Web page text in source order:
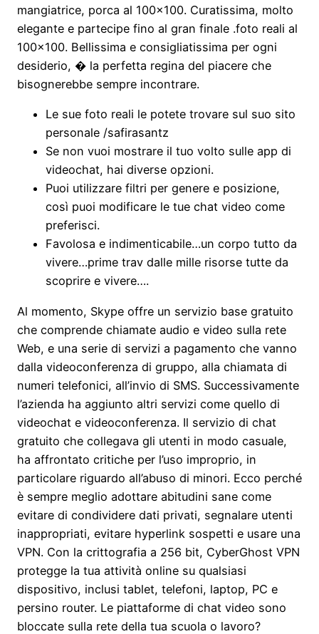
mangiatrice, porca al 100×100. Curatissima, molto
elegante e partecipe fino al gran finale .foto reali al
100×100. Bellissima e consigliatissima per ogni
desiderio, � la perfetta regina del piacere che
bisognerebbe sempre incontrare.
Le sue foto reali le potete trovare sul suo sito
personale /safirasantz
Se non vuoi mostrare il tuo volto sulle app di
videochat, hai diverse opzioni.
Puoi utilizzare filtri per genere e posizione,
così puoi modificare le tue chat video come
preferisci.
Favolosa e indimenticabile…un corpo tutto da
vivere…prime trav dalle mille risorse tutte da
scoprire e vivere….
Al momento, Skype offre un servizio base gratuito
che comprende chiamate audio e video sulla rete
Web, e una serie di servizi a pagamento che vanno
dalla videoconferenza di gruppo, alla chiamata di
numeri telefonici, all’invio di SMS. Successivamente
l’azienda ha aggiunto altri servizi come quello di
videochat e videoconferenza. Il servizio di chat
gratuito che collegava gli utenti in modo casuale,
ha affrontato critiche per l’uso improprio, in
particolare riguardo all’abuso di minori. Ecco perché
è sempre meglio adottare abitudini sane come
evitare di condividere dati privati, segnalare utenti
inappropriati, evitare hyperlink sospetti e usare una
VPN. Con la crittografia a 256 bit, CyberGhost VPN
protegge la tua attività online su qualsiasi
dispositivo, inclusi tablet, telefoni, laptop, PC e
persino router. Le piattaforme di chat video sono
bloccate sulla rete della tua scuola o lavoro?